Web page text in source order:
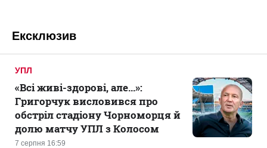
Ексклюзив
УПЛ
7 серпня 16:59
«Всі живі-здорові, але...»:
Григорчук висловився про
обстріл стадіону Чорноморця й
долю матчу УПЛ з Колосом